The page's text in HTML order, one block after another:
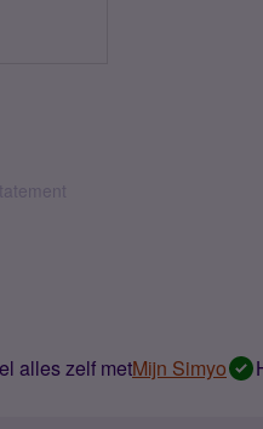
alles zelf metMijn Simyo